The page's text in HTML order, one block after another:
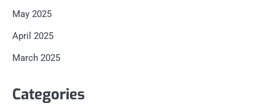
May 2025
April 2025
March 2025
Categories